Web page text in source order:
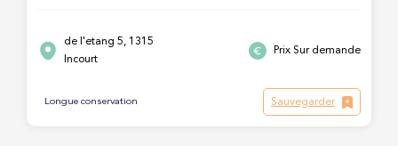
de l'etang 5, 1315
Incourt
Prix Sur demande
Longue conservation Sauvegarder